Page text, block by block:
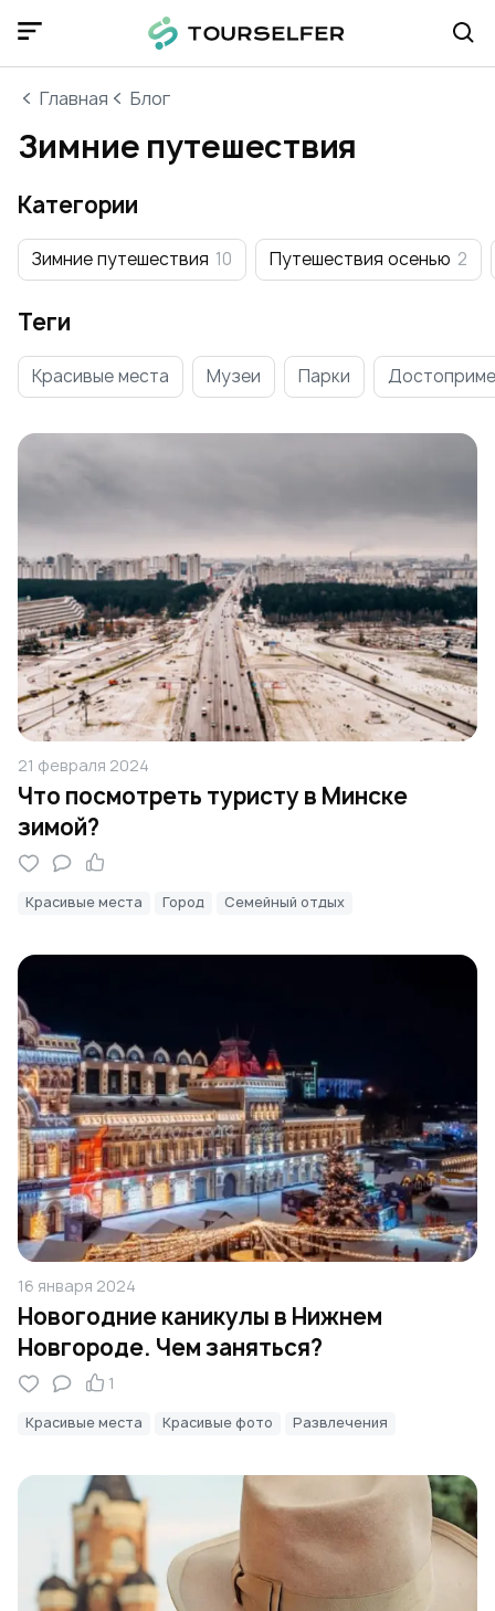
Главная Блог
Зимние путешествия
21 февраля 2024
Что посмотреть туристу в Минске
зимой?
Красивые места Город Семейный отдых
16 января 2024
Новогодние каникулы в Нижнем
Новгороде. Чем заняться?
1
Красивые места Красивые фото Развлечения
Категории
Зимние путешествия 10 Путешествия осенью 2
Теги
Красивые места Музеи Парки